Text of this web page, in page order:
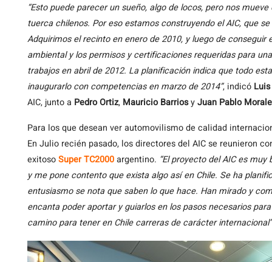
“Esto puede parecer un sueño, algo de locos, pero nos
tuerca chilenos. Por eso estamos construyendo el AIC, que
Adquirimos el recinto en enero de 2010, y luego de
ambiental y los permisos y certificaciones requeridas para
trabajos en abril de 2012. La planificación indica que todo
inaugurarlo con competencias en marzo de 2014”, indicó
AIC, junto a Pedro Ortiz, Mauricio BarriosyJuan Pablo
Para los que desean ver automovilismo de calidad
En Julio recién pasado, los directores del AIC se reunieron
exitosoSuper TC2000argentino. “El proyecto del AIC es
y me pone contento que exista algo así en Chile. Se ha
entusiasmo se nota que saben lo que hace. Han mirado y
encanta poder aportar y guiarlos en los pasos necesarios
camino para tener en Chile carreras de carácter